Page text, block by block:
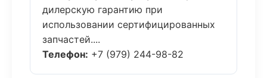
дилерскую гарантию при
использовании сертифицированных
запчастей....
Телефон: +7 (979) 244-98-82